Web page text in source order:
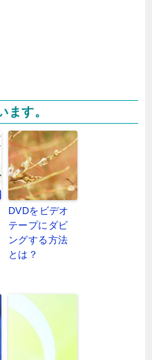
ます。
DVDをビデオ
テープにダビ
ングする方法
とは？